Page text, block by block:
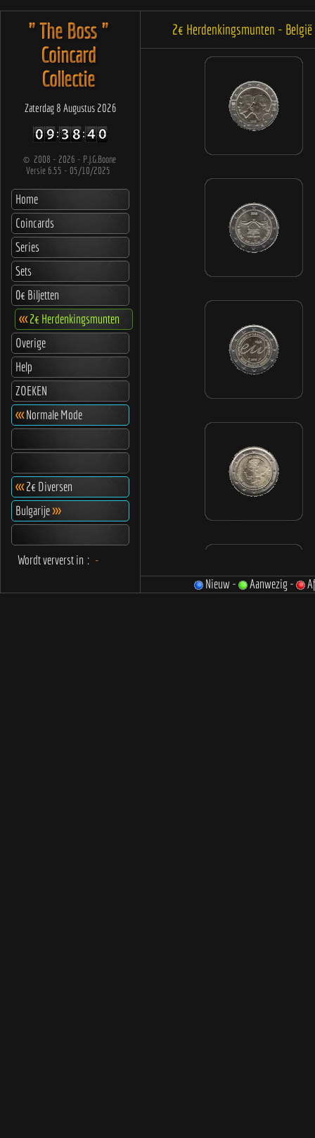
" The Boss "
Coincard
Collectie
Zaterdag 8 Augustus 2026
© 2008 - 2026 - P.J.G.Boone
Versie 6.55 - 05/10/2025
Home
Coincards
Series
Sets
0€ Biljetten
<<<2€ Herdenkingsmunten
Overige
Help
ZOEKEN
<<<Normale Mode
<<<2€ Diversen
Bulgarije>>>
Wordt ververst in : -
2€ Herdenkingsmunten -
Nieuw - Aanwezig -